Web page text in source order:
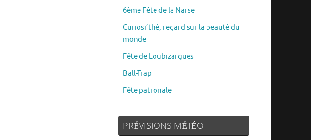
6ème Fête de la Narse
Curiosi’thé, regard sur la beauté du
monde
Fête de Loubizargues
Ball-Trap
Fête patronale
PRÉVISIONS MÉTÉO